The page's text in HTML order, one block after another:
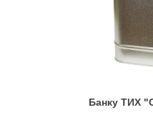
Банку ТИХ